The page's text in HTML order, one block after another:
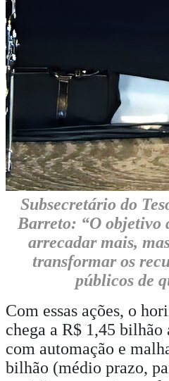
Subsecretário do
Barreto: “O objetivo
arrecadar mais,
transformar os
públicos de
Com essas ações, o
chega a R$ 1,45
com automação e
bilhão (médio prazo,